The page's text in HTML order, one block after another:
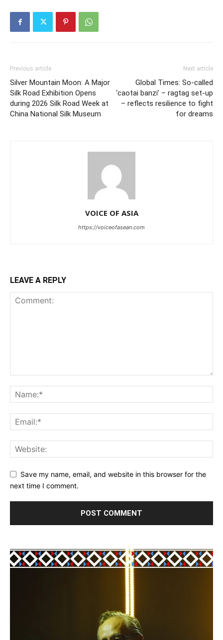
Previous article
Silver Mountain Moon: A Major
Silk Road Exhibition Opens
during 2026 Silk Road Week at
China National Silk Museum
Next article
Global Times: So-called
‘caotai banzi’ – ragtag set-up
– reflects resilience to fight
for dreams
VOICE OF ASIA
https://voiceofasean.com
LEAVE A REPLY
Save my name, email, and website in this browser for the
next time I comment.